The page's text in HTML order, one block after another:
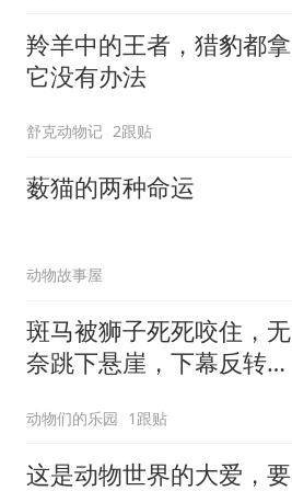
羚羊中的王者，猎豹都拿
它没有办法
舒克动物记 2跟贴
薮猫的两种命运
动物故事屋
斑马被狮子死死咬住，无
奈跳下悬崖，下幕反转来
动物们的乐园 1跟贴
这是动物世界的大爱，要